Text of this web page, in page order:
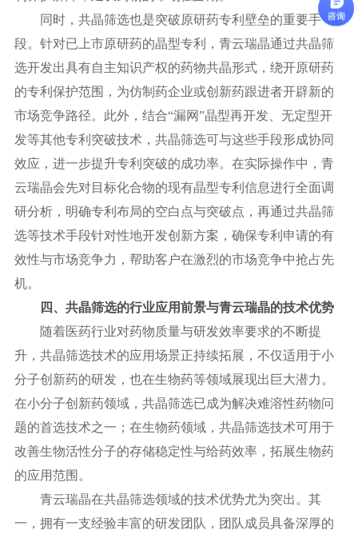
同时，共晶筛选也是突破原研药专利壁垒的重要手
段。针对已上市原研药的晶型专利，青云瑞晶通过共晶筛
选开发出具有自主知识产权的药物共晶形式，绕开原研药
的专利保护范围，为仿制药企业或创新药跟进者开辟新的
市场竞争路径。此外，结合“漏网”晶型再开发、无定型开
发等其他专利突破技术，共晶筛选可与这些手段形成协同
效应，进一步提升专利突破的成功率。在实际操作中，青
云瑞晶会先对目标化合物的现有晶型专利信息进行全面调
研分析，明确专利布局的空白点与突破点，再通过共晶筛
选等技术手段针对性地开发创新方案，确保专利申请的有
效性与市场竞争力，帮助客户在激烈的市场竞争中抢占先
机。
四、共晶筛选的行业应用前景与青云瑞晶的技术优势
随着医药行业对药物质量与研发效率要求的不断提
升，共晶筛选技术的应用场景正持续拓展，不仅适用于小
分子创新药的研发，也在生物药等领域展现出巨大潜力。
在小分子创新药领域，共晶筛选已成为解决难溶性药物问
题的首选技术之一；在生物药领域，共晶筛选技术可用于
改善生物活性分子的存储稳定性与给药效率，拓展生物药
的应用范围。
青云瑞晶在共晶筛选领域的技术优势尤为突出。其
一，拥有一支经验丰富的研发团队，团队成员具备深厚的